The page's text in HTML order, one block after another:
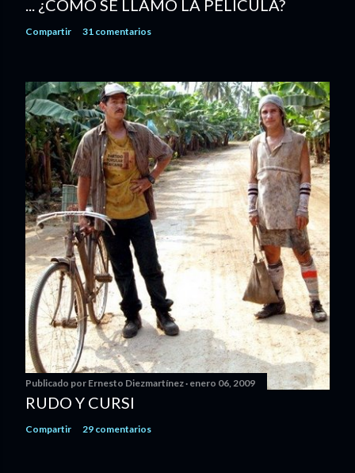
... ¿CÓMO SE LLAMÓ LA PELÍCULA?
Compartir 31 comentarios
Publicado por Ernesto Diezmartínez enero 06, 2009
RUDO Y CURSI
Compartir 29 comentarios